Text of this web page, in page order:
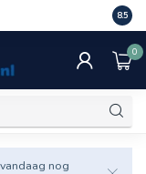
Veel
8.5
0
nog